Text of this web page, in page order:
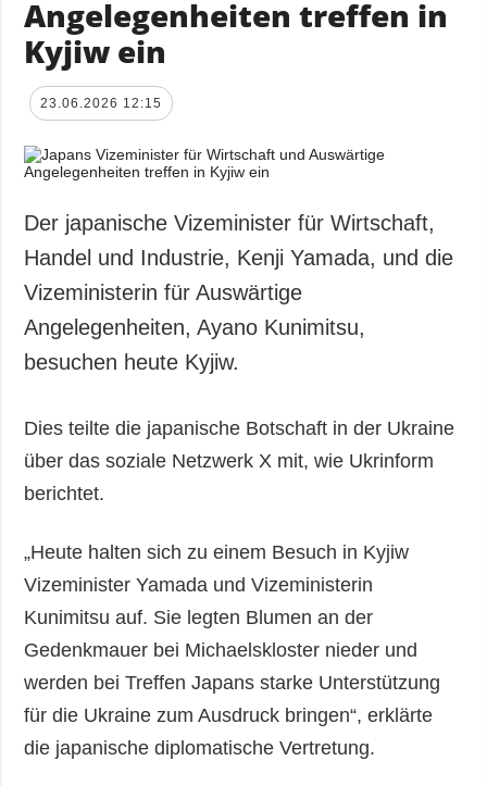
Angelegenheiten treffen in
Kyjiw ein
23.06.2026 12:15
Der japanische Vizeminister für Wirtschaft,
Handel und Industrie, Kenji Yamada, und die
Vizeministerin für Auswärtige
Angelegenheiten, Ayano Kunimitsu,
besuchen heute Kyjiw.
Dies teilte die japanische Botschaft in der Ukraine
über das soziale Netzwerk X mit, wie Ukrinform
berichtet.
„Heute halten sich zu einem Besuch in Kyjiw
Vizeminister Yamada und Vizeministerin
Kunimitsu auf. Sie legten Blumen an der
Gedenkmauer bei Michaelskloster nieder und
werden bei Treffen Japans starke Unterstützung
für die Ukraine zum Ausdruck bringen“, erklärte
die japanische diplomatische Vertretung.